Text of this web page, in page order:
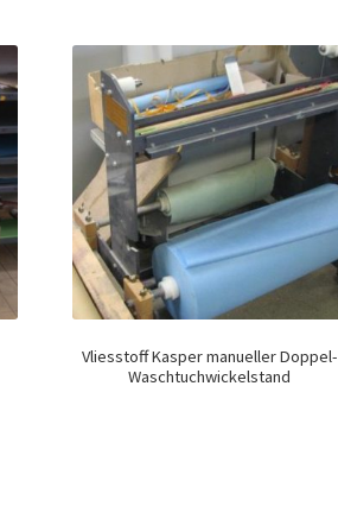
Vliesstoff Kasper manueller Doppel-
Waschtuchwickelstand